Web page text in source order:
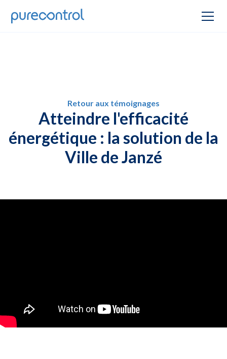
Retour aux témoignages
Atteindre l'efficacité
énergétique : la solution de la
Ville de Janzé